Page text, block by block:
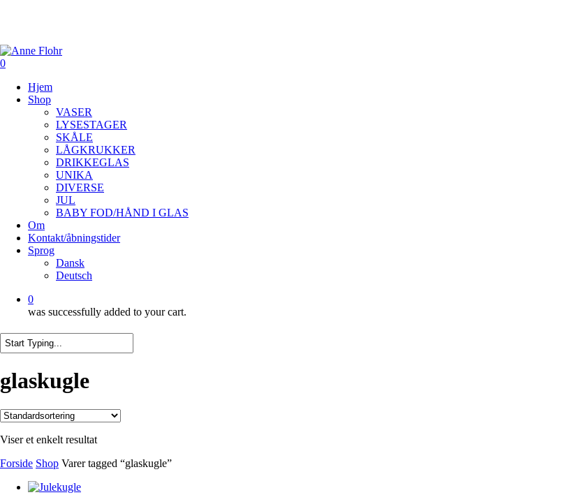
content
0
Hjem
Shop
VASER
LYSESTAGER
SKÅLE
LÅGKRUKKER
DRIKKEGLAS
UNIKA
DIVERSE
JUL
BABY FOD/HÅND I GLAS
Om
Kontakt/åbningstider
Sprog
Dansk
Deutsch
0
was successfully added to your cart.
Search
glaskugle
Viser et enkelt resultat
Forside Shop Varer tagged “glaskugle”